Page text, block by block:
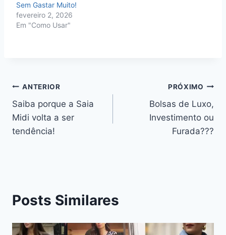
Sem Gastar Muito!
fevereiro 2, 2026
Em "Como Usar"
Navegação
de
Post
ANTERIOR
Saiba porque a Saia
Midi volta a ser
tendência!
PRÓXIMO
Bolsas de Luxo,
Investimento ou
Furada???
Posts Similares